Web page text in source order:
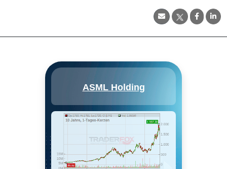
ASML Holding
the development, production,
marketing, sales, upgrading and
servicing of advanced
semiconductor equipment
systems. It includes
lithography, metrology and
inspection systems. The
company was founded on April
1, 1984 and is headquartered in
Veldhoven, the Netherlands.